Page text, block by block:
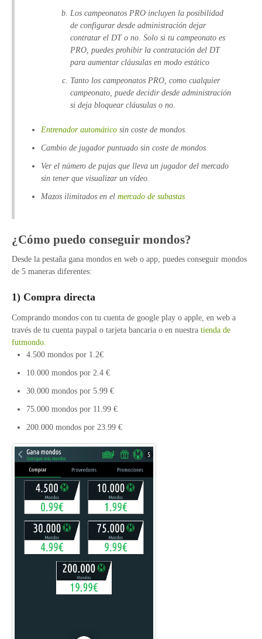
Los campeonatos PRO incluyen la posibilidad
de configurar desde administración dejar
contratar el DT o no. Solo si tu campeonato es
PRO, puedes prohibir la contratación del DT
para aumentar cláusulas en modo estático
Tanto los campeonatos PRO, como cualquier
campeonato, puede decidir desde administración
si deja bloquear cláusulas o no.
Entrenador automático sin coste de mondos.
Cambio de jugador puntuado sin coste de mondos
Ver el número de pujas que lleva un jugador del mercado
sin tener que visualizar un vídeo.
Mazos ilimitados en el mercado de subastas
¿Cómo puedo conseguir mondos?
Desde la pestaña gana mondos en web o app, puedes conseguir mondos
de 5 maneras diferentes:
1) Compra directa
Comprando mondos con tu cuenta de google play o apple, en web a
través de tu cuenta paypal o tarjeta bancaria o en nuestra tienda de
futmondo.
4.500 mondos por 1.2€
10.000 mondos por 2.4 €
30.000 mondos por 5.99 €
75.000 mondos por 11.99 €
200.000 mondos por 23.99 €